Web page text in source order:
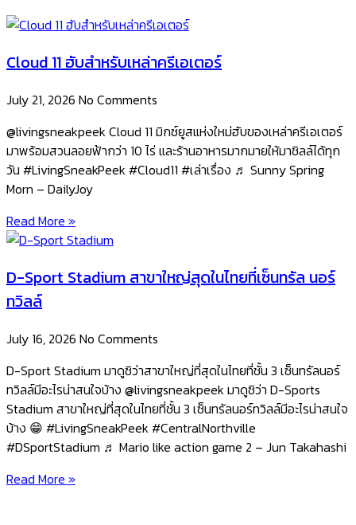
Cloud 11 ฮับสำหรับเหล่าครีเอเตอร์
July 21, 2026 No Comments
@livingsneakpeek Cloud 11 มิกซ์ยูสแห่งใหม่ฮับของเหล่าครีเอเตอร์
มาพร้อมสวนลอยฟ้ากว่า 10 ไร่ และร้านอาหารมากมายให้มาชิลล์ได้ทุก
วัน #LivingSneakPeek #Cloud11 #เล่าเรื่อง ♬ Sunny Spring
Morn – DailyJoy
Read More »
D-Sport Stadium สาขาใหญ่สุดในไทยที่เซ็นทรัล นอร์
ทวิลล์
July 16, 2026 No Comments
D-Sport Stadium มาดูซิว่าสาขาใหญ่ที่สุดในไทยที่ชั้น 3 เซ็นทรัลนอร์
ทวิลล์มีอะไรน่าสนใจบ้าง @livingsneakpeek มาดูซิว่า D-Sports
Stadium สาขาใหญ่ที่สุดในไทยที่ชั้น 3 เซ็นทรัลนอร์ทวิลล์มีอะไรน่าสนใจ
บ้าง 😁 #LivingSneakPeek #CentralNorthville
#DSportStadium ♬ Mario like action game 2 – Jun Takahashi
Read More »